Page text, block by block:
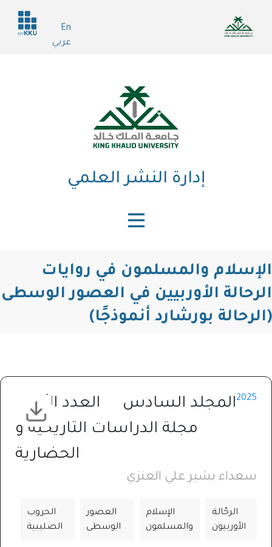
المحتوى
En
عربي
Header
services
إدارة النشر العلمي
الإسلام والمسلمون في روايات
الرحالة الأوربيين في العصور الوسطى
(الرحالة بورشارد أنموذجًا)
2025المجلد السادس
العدد الأول
مجلة الدراسات التاريخية و
الحضارية⁩
سعداء بشير علي العنزي
الرحّالة
الأوربيون
الإسلام
والمسلمون
العصور
الوسطى
الحروب
الصليبية